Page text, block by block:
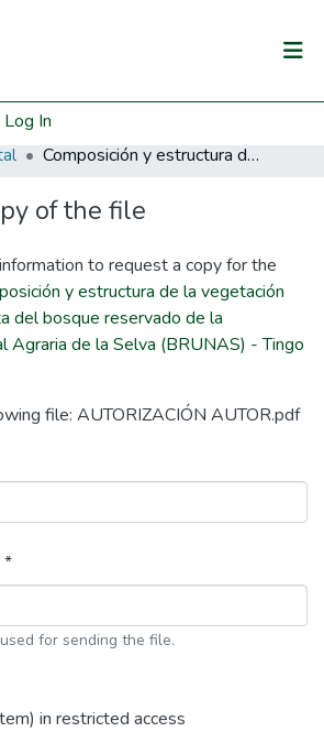
Log In
Composición y estructura de la vegetación arbórea en colina alta del bosque reservado de la Universidad Nacional Agraria de la Selva (BRUNAS) - Tingo María
of the file
to request a copy for the
y estructura de la vegetación
del bosque reservado de la
Agraria de la Selva (BRUNAS) - Tingo
file: AUTORIZACIÓN AUTOR.pdf
*
for sending the file.
in restricted access